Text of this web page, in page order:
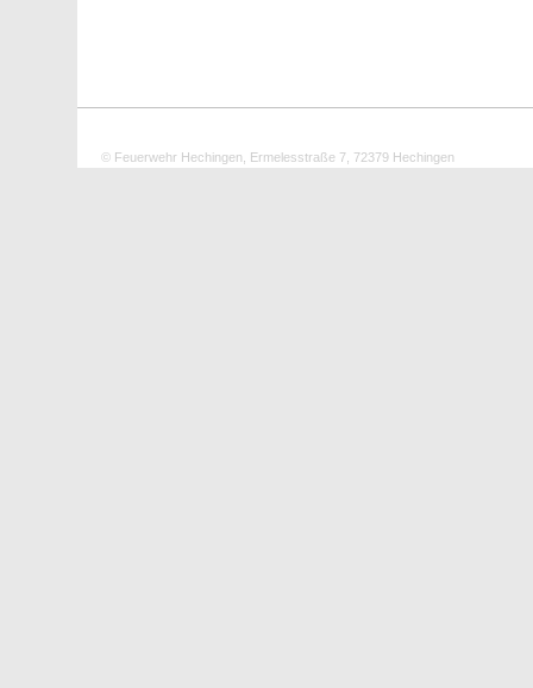
© Feuerwehr Hechingen, Ermelesstraße 7, 72379 Hechingen